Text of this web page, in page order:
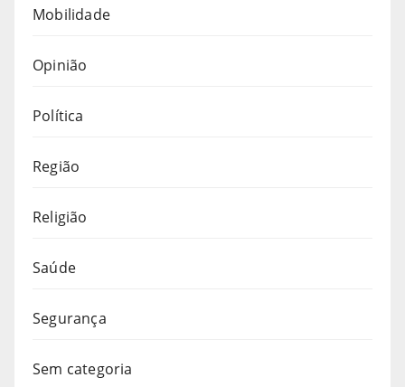
Mobilidade
Opinião
Política
Região
Religião
Saúde
Segurança
Sem categoria